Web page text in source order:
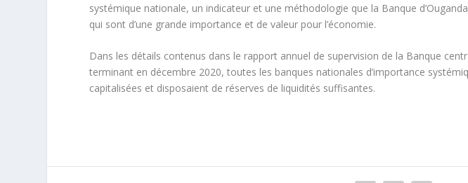
systémique nationale, un indicateur et une méthodologie que la Banque
qui sont d’une grande importance et de valeur pour l’économie.
Dans les détails contenus dans le rapport annuel de supervision de la Banque
terminant en décembre 2020, toutes les banques nationales d’importance
capitalisées et disposaient de réserves de liquidités suffisantes.